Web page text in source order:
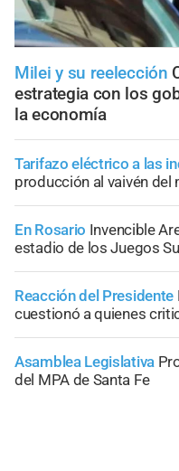
Milei y su reelección
estrategia con los
la economía
Tarifazo eléctrico a las
producción al vaivén del
En Rosario Invencible
estadio de los Juegos
Reacción del Presidente
cuestionó a quienes
Asamblea Legislativa
del MPA de Santa Fe